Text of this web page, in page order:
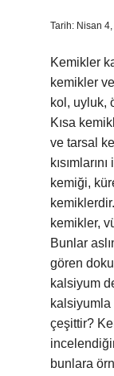
Tarih: Nisan
Kemikler
kemikler
kol, uyluk,
Kısa
ve tarsal
kemiği,
kemikler,
Bunlar
gören
kalsiyum
kalsiyumla
çeşittir?
bunlara